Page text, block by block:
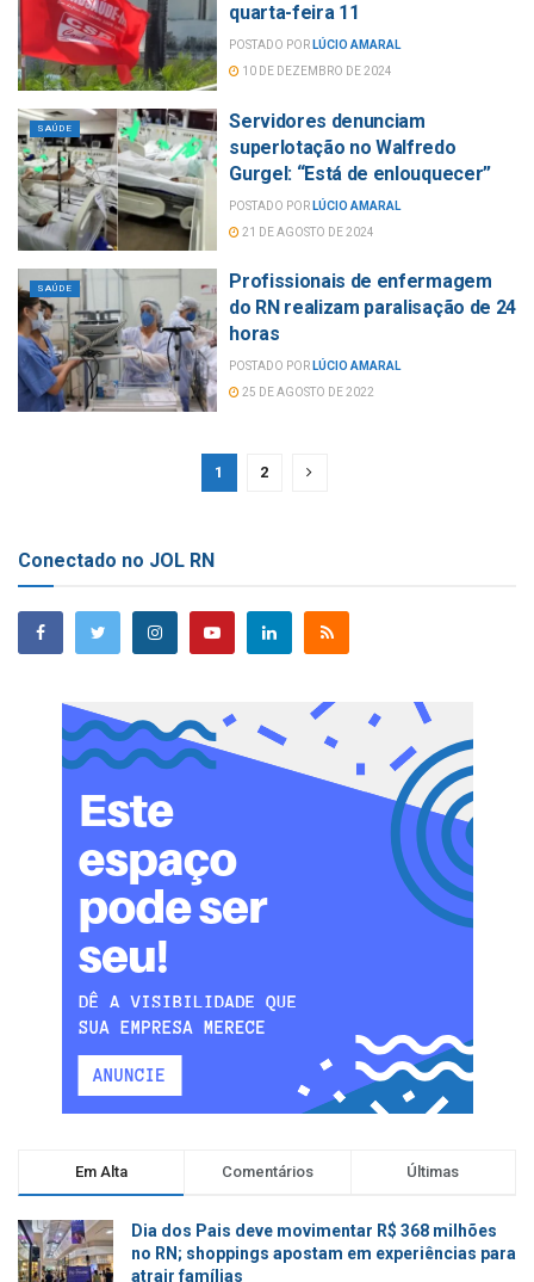
quarta-feira 11
POSTADO POR LÚCIO AMARAL
10 DE DEZEMBRO DE 2024
SAÚDE
Servidores denunciam
superlotação no Walfredo
Gurgel: “Está de enlouquecer”
POSTADO POR LÚCIO AMARAL
21 DE AGOSTO DE 2024
SAÚDE
Profissionais de enfermagem
do RN realizam paralisação de 24
horas
POSTADO POR LÚCIO AMARAL
25 DE AGOSTO DE 2022
1 2
Conectado no JOL RN
Em Alta Comentários Últimas
Dia dos Pais deve movimentar R$ 368 milhões
no RN; shoppings apostam em experiências para
atrair famílias